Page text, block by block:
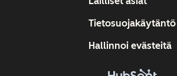
Tietosuojakäytäntö
Hallinnoi evästeitä